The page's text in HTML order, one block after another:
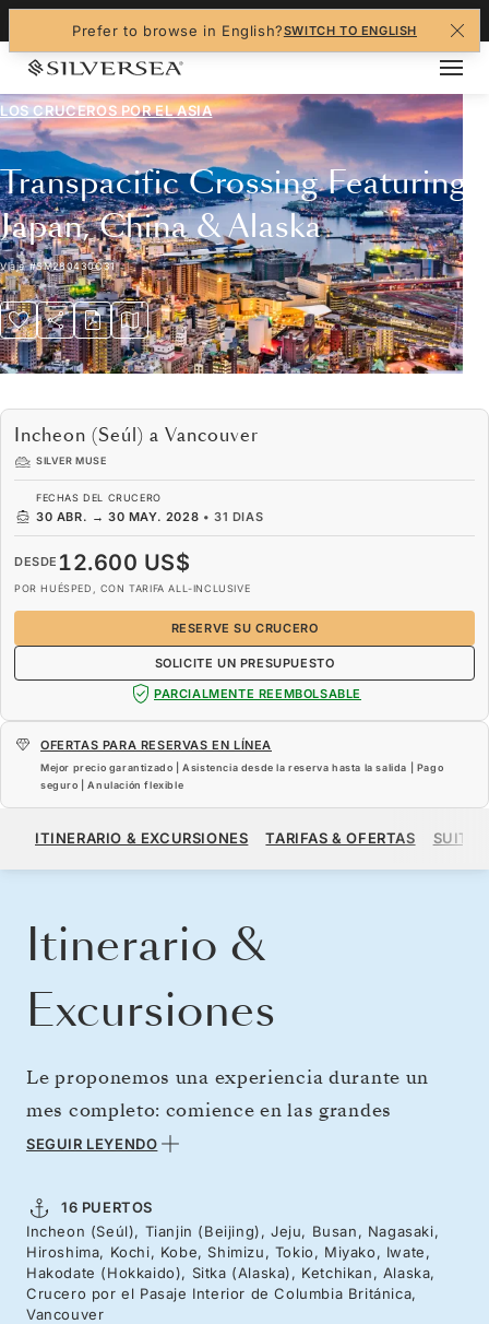
Prefer to browse in English?SWITCH TO ENGLISH
LOS CRUCEROS POR ELASIA
Transpacific Crossing Featuring
Japan, China & Alaska
Viaje#SM280430C31
Incheon (Seúl) a Vancouver
SILVER MUSE
FECHAS DEL CRUCERO
30 ABR. → 30 MAY. 2028 •31 DIAS
DESDE 12.600 US$
POR HUÉSPED, CON TARIFA ALL-INCLUSIVE
RESERVE SU CRUCERO
SOLICITE UN PRESUPUESTO
PARCIALMENTE REEMBOLSABLE
OFERTAS PARA RESERVAS EN LÍNEA
Mejor precio garantizado | Asistencia desde la reserva hasta la salida | Pago
seguro | Anulación flexible
12.600 US$
ITINERARIO & EXCURSIONES TARIFAS & OFERTAS SUITES
Itinerario &
Excursiones
Le proponemos una experiencia durante un
mes completo: comience en las grandes
ciudades de Asia y termine en el corazón de la
Británica. Este ambicioso viaje parte de Corea
del Sur, para poner rumbo después a China y
continuar hacia las tranquilas islas y las
ciudades templarias de Japón. Relájese en el
SEGUIR LEYENDO
16 PUERTOS
Incheon (Seúl), Tianjin (Beijing), Jeju, Busan, Nagasaki,
Hiroshima, Kochi, Kobe, Shimizu, Tokio, Miyako, Iwate,
Hakodate (Hokkaido), Sitka (Alaska), Ketchikan, Alaska,
Crucero por el Pasaje Interior de Columbia Británica,
Vancouver